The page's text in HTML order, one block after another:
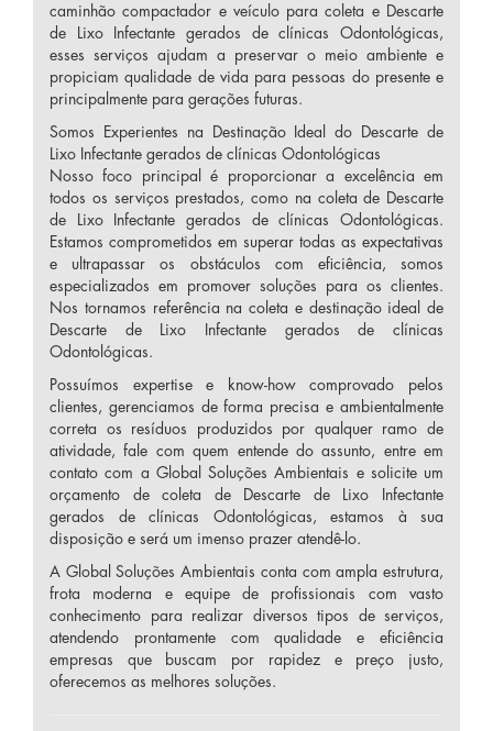
caminhão compactador e veículo para coleta e Descarte
de Lixo Infectante gerados de clínicas Odontológicas,
esses serviços ajudam a preservar o meio ambiente e
propiciam qualidade de vida para pessoas do presente e
principalmente para gerações futuras.
Somos Experientes na Destinação Ideal do Descarte de
Lixo Infectante gerados de clínicas Odontológicas
Nosso foco principal é proporcionar a excelência em
todos os serviços prestados, como na coleta de Descarte
de Lixo Infectante gerados de clínicas Odontológicas.
Estamos comprometidos em superar todas as expectativas
e ultrapassar os obstáculos com eficiência, somos
especializados em promover soluções para os clientes.
Nos tornamos referência na coleta e destinação ideal de
Descarte de Lixo Infectante gerados de clínicas
Odontológicas.
Possuímos expertise e know-how comprovado pelos
clientes, gerenciamos de forma precisa e ambientalmente
correta os resíduos produzidos por qualquer ramo de
atividade, fale com quem entende do assunto, entre em
contato com a Global Soluções Ambientais e solicite um
orçamento de coleta de Descarte de Lixo Infectante
gerados de clínicas Odontológicas, estamos à sua
disposição e será um imenso prazer atendê-lo.
A Global Soluções Ambientais conta com ampla estrutura,
frota moderna e equipe de profissionais com vasto
conhecimento para realizar diversos tipos de serviços,
atendendo prontamente com qualidade e eficiência
empresas que buscam por rapidez e preço justo,
oferecemos as melhores soluções.